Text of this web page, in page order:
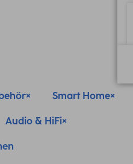
Smart Home
Audio & HiFi